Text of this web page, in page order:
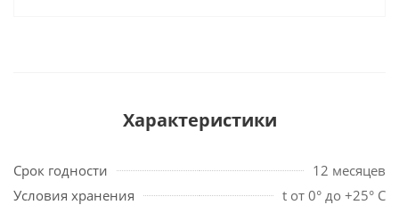
Характеристики
Срок годности
12 месяцев
Условия хранения
t от 0° до +25° С